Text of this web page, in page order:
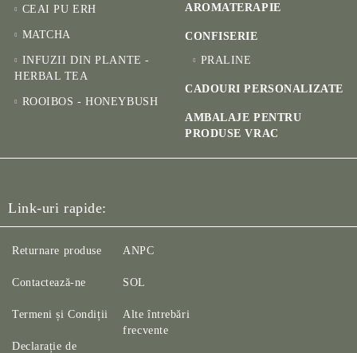
CEAI PU ERH
MATCHA
INFUZII DIN PLANTE -
HERBAL TEA
ROOIBOS - HONEYBUSH
AROMATERAPIE
CONFISERIE
PRALINE
CADOURI PERSONALIZATE
AMBALAJE PENTRU
PRODUSE VRAC
Link-uri rapide:
Returnare produse
Contactează-ne
Termeni și Condiții
Declarație de
ANPC
SOL
Alte întrebări
frecvente